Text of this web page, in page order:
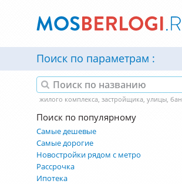
Поиск по параметрам
Поиск по популярному
Самые дешевые
Самые дорогие
Новостройки рядом с метро
Рассрочка
Ипотека